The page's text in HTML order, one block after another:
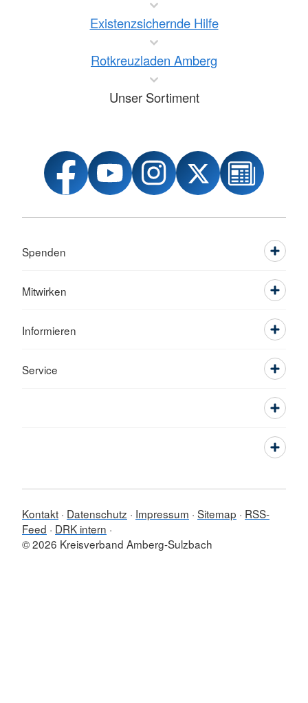
Existenzsichernde Hilfe
Rotkreuzladen Amberg
Unser Sortiment
Spenden
Mitwirken
Informieren
Service
Kontakt Datenschutz Impressum Sitemap
RSS-
Feed
DRK intern
© 2026 Kreisverband Amberg-Sulzbach